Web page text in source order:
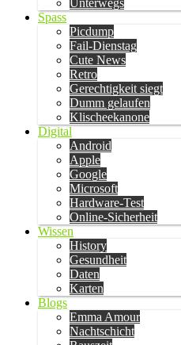
Unterwegs
Spass
Picdump
Fail-Dienstag
Cute News
Retro
Gerechtigkeit siegt
Dumm gelaufen
Klischeekanone
Digital
Android
Apple
Google
Microsoft
Hardware-Test
Online-Sicherheit
Wissen
History
Gesundheit
Daten
Karten
Blogs
Emma Amour
Nachtschicht